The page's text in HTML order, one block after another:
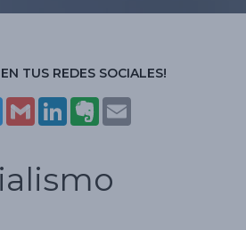
TUS REDES SOCIALES!
Twit
Gma
Link
Ever